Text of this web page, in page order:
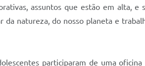
assuntos que estão em alta,
natureza, do nosso planeta e
participaram de uma